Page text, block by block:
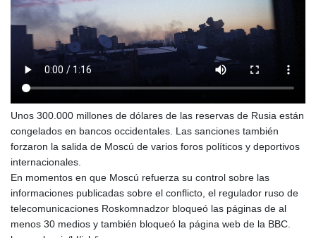
Unos 300.000 millones de dólares de las reservas de Rusia están
congelados en bancos occidentales. Las sanciones también
forzaron la salida de Moscú de varios foros políticos y deportivos
internacionales.
En momentos en que Moscú refuerza su control sobre las
informaciones publicadas sobre el conflicto, el regulador ruso de
telecomunicaciones Roskomnadzor bloqueó las páginas de al
menos 30 medios y también bloqueó la página web de la BBC.